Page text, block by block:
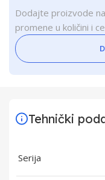
Dodajte proizvode
promene u količini i
Tehnički
Serija